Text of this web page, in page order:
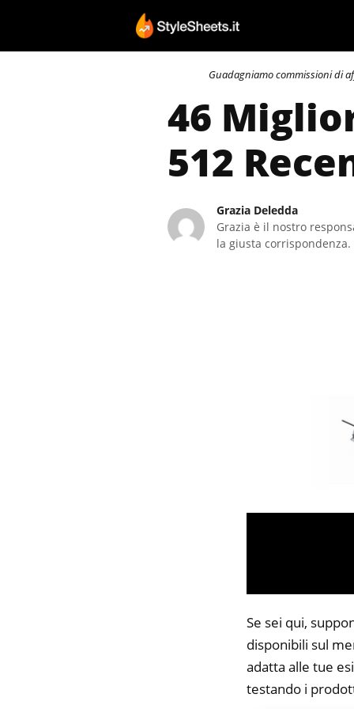
contenuto
Guadagniamo commissioni di
46
512
Grazia Deledda
Grazia è il nostro
la giusta
Se sei qui,
disponibili sul
adatta alle tue
testando i